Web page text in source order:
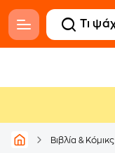
Βιβλία & Κόμικς